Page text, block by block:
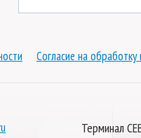
Согласие на
Терминал